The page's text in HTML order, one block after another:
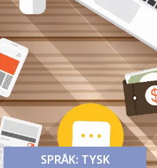
SPRÅK: TYSK